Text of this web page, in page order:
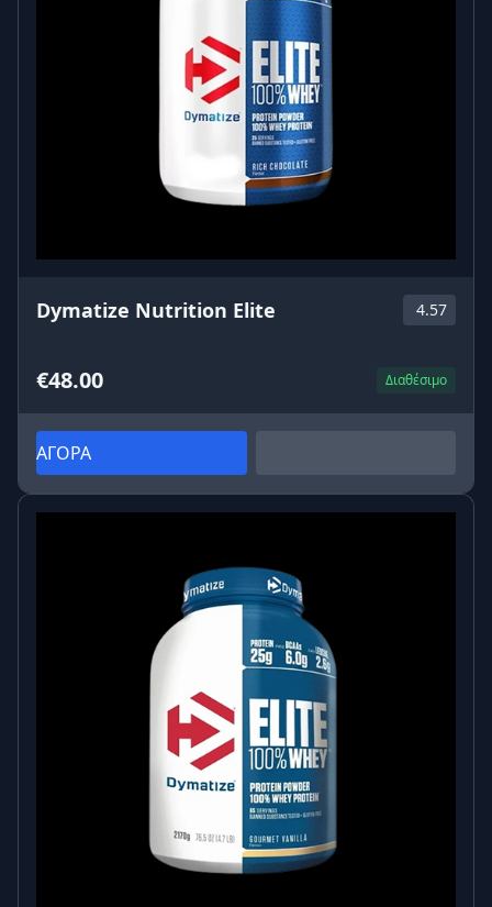
Dymatize Nutrition Elite 4.57
€48.00 Διαθέσιμο
ΑΓΟΡΑ